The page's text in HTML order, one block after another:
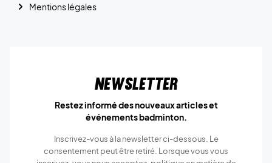
Mentions légales
Newsletter
Restez informé des nouveaux articles et
événements badminton.
Inscrivez-vous à la newsletter ci-dessous. Le
consentement peut être retiré. Lorsque vous vous